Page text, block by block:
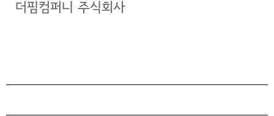
더핌컴퍼니 주식회사